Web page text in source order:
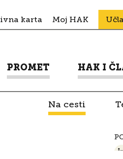
karta Moj HAK
PROMET HAK I
Na cesti